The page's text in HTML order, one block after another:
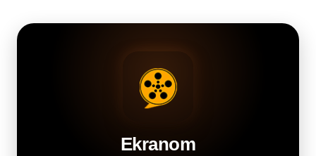
Ekranom